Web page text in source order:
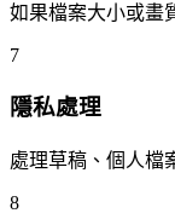
如果檔案大小或畫
7
隱私處理
處理草稿、個人檔
8